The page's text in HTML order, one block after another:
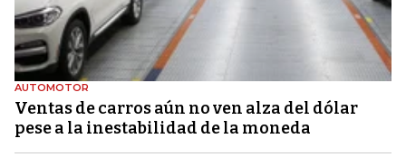
AUTOMOTOR
Ventas de carros aún no ven alza del dólar
pese a la inestabilidad de la moneda